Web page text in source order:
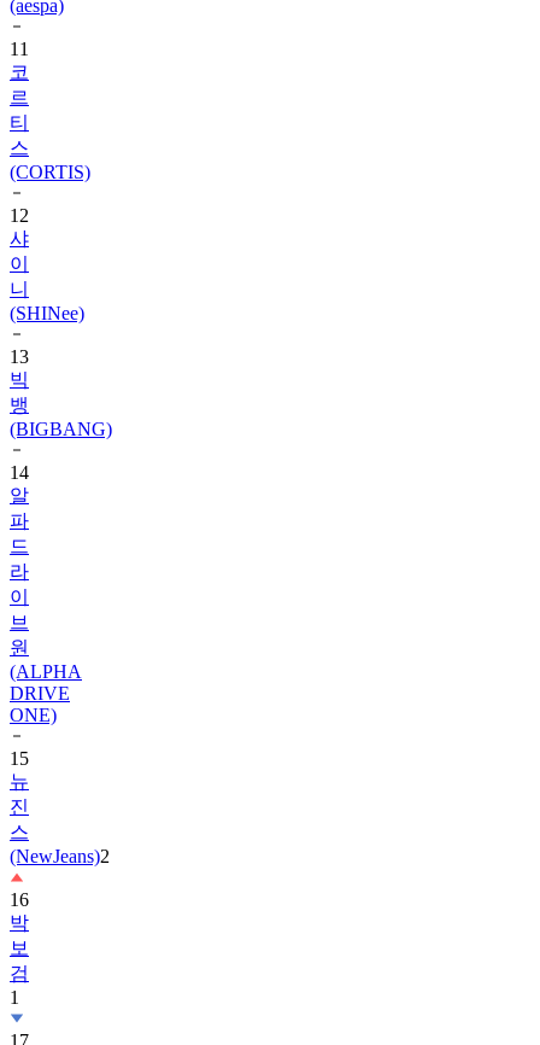
(aespa)
11
코
르
티
스
(CORTIS)
12
샤
이
니
(SHINee)
13
빅
뱅
(BIGBANG)
14
알
파
드
라
이
브
원
(ALPHA
DRIVE
ONE)
15
뉴
진
스
(NewJeans)2
16
박
보
검
1
17